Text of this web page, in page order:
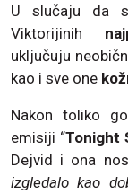
U slučaju da
Viktorijinih
uključuju
kao i sve one
Nakon toliko
emisiji “Tonight
Dejvid i ona
izgledalo kao